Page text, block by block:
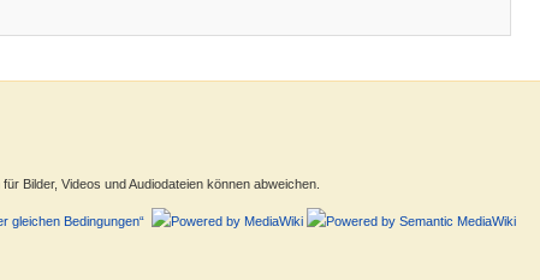
Bilder, Videos und Audiodateien können abweichen.